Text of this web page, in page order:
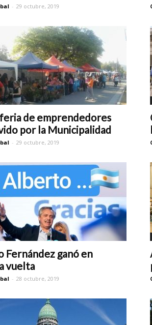
- 29 octubre, 2019
de emprendedores
por la Municipalidad
- 29 octubre, 2019
Fernández ganó en
vuelta
- 28 octubre, 2019